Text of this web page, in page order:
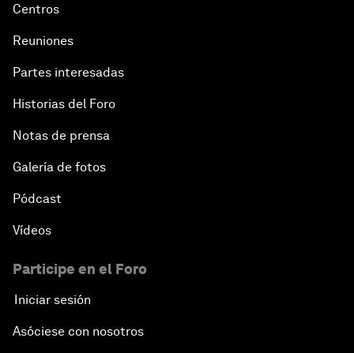
Centros
Reuniones
Partes interesadas
Historias del Foro
Notas de prensa
Galería de fotos
Pódcast
Vídeos
Participe en el Foro
Iniciar sesión
Asóciese con nosotros